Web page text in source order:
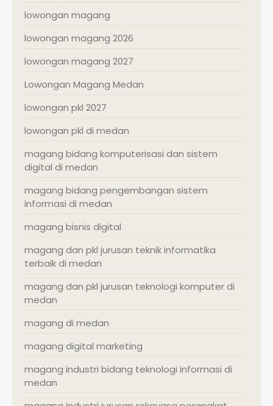
lowongan magang
lowongan magang 2026
lowongan magang 2027
Lowongan Magang Medan
lowongan pkl 2027
lowongan pkl di medan
magang bidang komputerisasi dan sistem
digital di medan
magang bidang pengembangan sistem
informasi di medan
magang bisnis digital
magang dan pkl jurusan teknik informatika
terbaik di medan
magang dan pkl jurusan teknologi komputer di
medan
magang di medan
magang digital marketing
magang industri bidang teknologi informasi di
medan